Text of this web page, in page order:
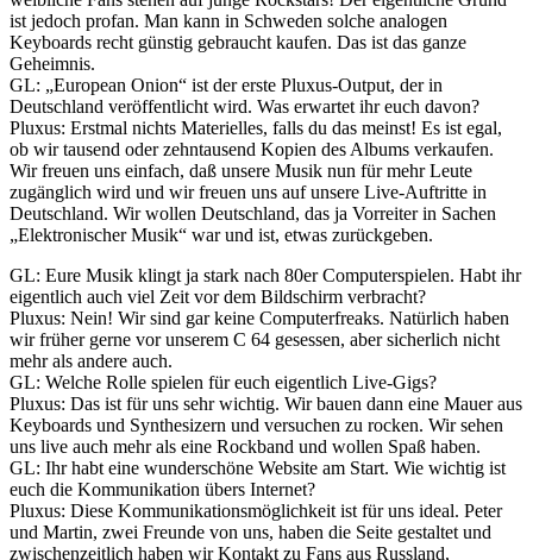
ist jedoch profan. Man kann in Schweden solche analogen
Keyboards recht günstig gebraucht kaufen. Das ist das ganze
Geheimnis.
GL: „European Onion“ ist der erste Pluxus-Output, der in
Deutschland veröffentlicht wird. Was erwartet ihr euch davon?
Pluxus: Erstmal nichts Materielles, falls du das meinst! Es ist egal,
ob wir tausend oder zehntausend Kopien des Albums verkaufen.
Wir freuen uns einfach, daß unsere Musik nun für mehr Leute
zugänglich wird und wir freuen uns auf unsere Live-Auftritte in
Deutschland. Wir wollen Deutschland, das ja Vorreiter in Sachen
„Elektronischer Musik“ war und ist, etwas zurückgeben.
GL: Eure Musik klingt ja stark nach 80er Computerspielen. Habt ihr
eigentlich auch viel Zeit vor dem Bildschirm verbracht?
Pluxus: Nein! Wir sind gar keine Computerfreaks. Natürlich haben
wir früher gerne vor unserem C 64 gesessen, aber sicherlich nicht
mehr als andere auch.
GL: Welche Rolle spielen für euch eigentlich Live-Gigs?
Pluxus: Das ist für uns sehr wichtig. Wir bauen dann eine Mauer aus
Keyboards und Synthesizern und versuchen zu rocken. Wir sehen
uns live auch mehr als eine Rockband und wollen Spaß haben.
GL: Ihr habt eine wunderschöne Website am Start. Wie wichtig ist
euch die Kommunikation übers Internet?
Pluxus: Diese Kommunikationsmöglichkeit ist für uns ideal. Peter
und Martin, zwei Freunde von uns, haben die Seite gestaltet und
zwischenzeitlich haben wir Kontakt zu Fans aus Russland,